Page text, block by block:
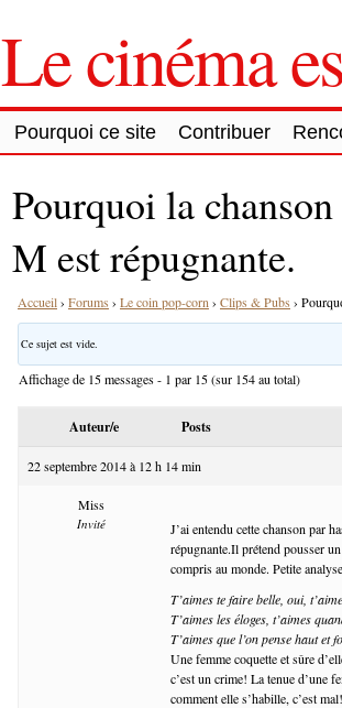
Le cinéma
Pourquoi ce site Contribuer
Pourquoi la
M est répugnante.
Accueil› Forums › Le coin pop-corn › Clips & Pubs ›
Ce sujet est vide.
Affichage de 15 messages - 1 par 15 (sur 154 au total)
Auteur/e Posts
22 septembre 2014 à 12 h 14 min
Miss
Invité
J’ai entendu cette chanson par
répugnante.Il prétend pousser
compris au monde. Petite
T’aimes te faire belle, oui,
T’aimes les éloges, t’aimes
T’aimes que l’on pense haut et
Une femme coquette et sûre
c’est un crime! La tenue d’une
comment elle s’habille, c’est mal!